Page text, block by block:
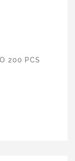
200 PCS